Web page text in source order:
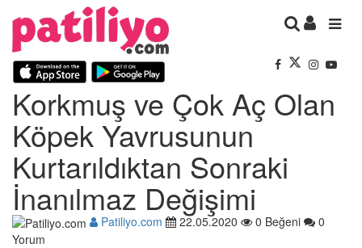
Korkmuş ve Çok Aç Olan
Köpek Yavrusunun
Kurtarıldıktan Sonraki
İnanılmaz Değişimi
Patiliyo.com 22.05.2020 0 Beğeni
0
Yorum